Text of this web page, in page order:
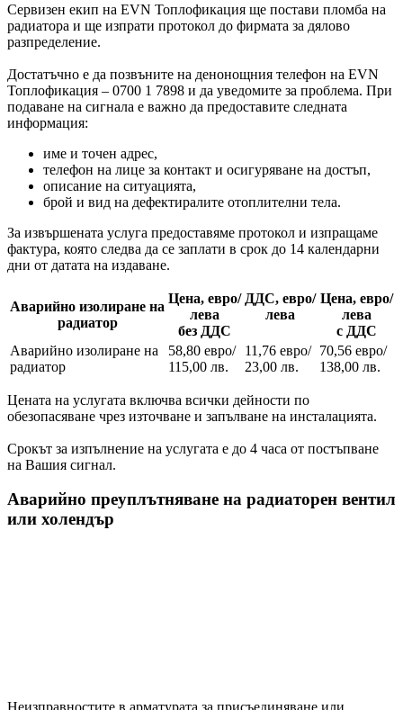
Сервизен екип на EVN Топлофикация ще постави пломба на
радиатора и ще изпрати протокол до фирмата за дялово
разпределение.
Достатъчно е да позвъните на денонощния телефон на EVN
Топлофикация – 0700 1 7898 и да уведомите за проблема. При
подаване на сигнала е важно да предоставите следната
информация:
име и точен адрес,
телефон на лице за контакт и осигуряване на достъп,
описание на ситуацията,
брой и вид на дефектиралите отоплителни тела.
За извършената услуга предоставяме протокол и изпращаме
фактура, която следва да се заплати в срок до 14 календарни
дни от датата на издаване.
Аварийно изолиране на
радиатор
Цена, евро/
лева
без ДДС
ДДС, евро/
лева
Цена, евро/
лева
с ДДС
Аварийно изолиране на
радиатор
58,80 евро/
115,00 лв.
11,76 евро/
23,00 лв.
70,56 евро/
138,00 лв.
Цената на услугата включва всички дейности по
обезопасяване чрез източване и запълване на инсталацията.
Срокът за изпълнение на услугата е до 4 часа от постъпване
на Вашия сигнал.
Аварийно преуплътняване на радиаторен вентил
или холендър